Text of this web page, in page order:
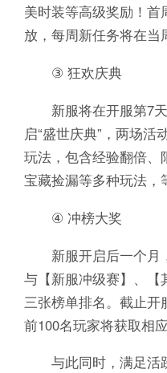
美时装等高级奖励！
放，每周新任务将在当
③ 狂欢庆典
新服将在开服第7天
启“盛世庆典”，两场
玩法，包含经验翻倍、
宝藏捡漏等多种玩法，
④ 冲榜大奖
新服开启后一个月
与【新服冲级赛】、【
三张榜单排名。截止开
前100名玩家将获取相应
与此同时，满足活